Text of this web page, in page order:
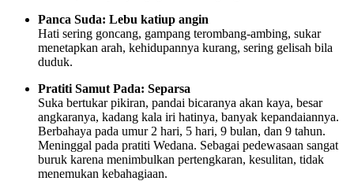
Panca Suda: Lebu katiup angin
Hati sering goncang, gampang terombang-ambing, sukar
menetapkan arah, kehidupannya kurang, sering gelisah bila
duduk.
Pratiti Samut Pada: Separsa
Suka bertukar pikiran, pandai bicaranya akan kaya, besar
angkaranya, kadang kala iri hatinya, banyak kepandaiannya.
Berbahaya pada umur 2 hari, 5 hari, 9 bulan, dan 9 tahun.
Meninggal pada pratiti Wedana. Sebagai pedewasaan sangat
buruk karena menimbulkan pertengkaran, kesulitan, tidak
menemukan kebahagiaan.